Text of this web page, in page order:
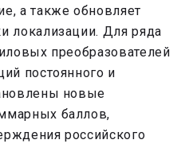
а также обновляет
локализации. Для ряда
преобразователей
постоянного и
новые
баллов,
российского